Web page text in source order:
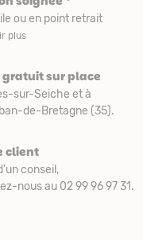
ou en point retrait
plus
gratuit sur place
sur-Seiche et à
de-Bretagne (35).
client
conseil,
nous au 02 99 96 97 31.